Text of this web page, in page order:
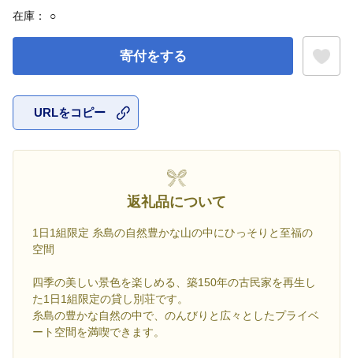
在庫： ○
寄付をする
URLをコピー
返礼品について
1日1組限定 糸島の自然豊かな山の中にひっそりと至福の
空間
四季の美しい景色を楽しめる、築150年の古民家を再生し
た1日1組限定の貸し別荘です。
糸島の豊かな自然の中で、のんびりと広々としたプライベ
ート空間を満喫できます。